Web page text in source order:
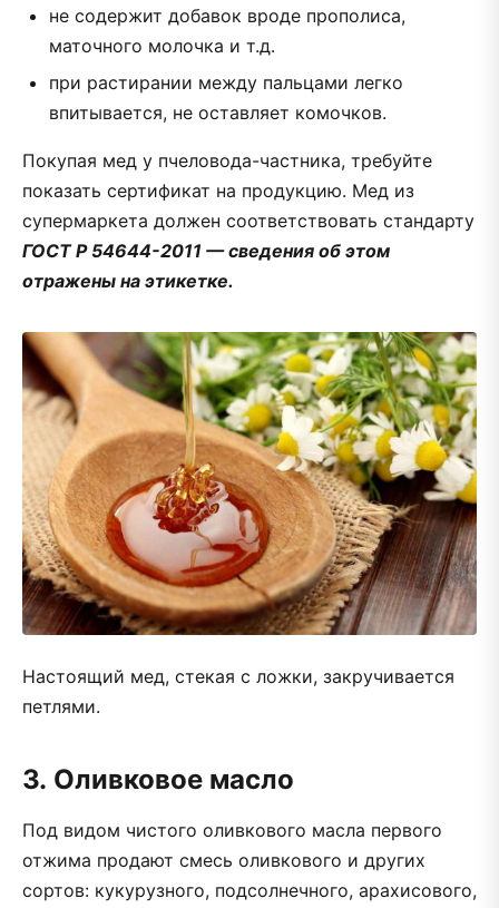
не содержит добавок вроде прополиса,
маточного молочка и т.д.
при растирании между пальцами легко
впитывается, не оставляет комочков.
Покупая мед у пчеловода-частника, требуйте
показать сертификат на продукцию. Мед из
супермаркета должен соответствовать стандарту
ГОСТ Р 54644-2011 — сведения об этом
отражены на этикетке.
Настоящий мед, стекая с ложки, закручивается
петлями.
3. Оливковое масло
Под видом чистого оливкового масла первого
отжима продают смесь оливкового и других
сортов: кукурузного, подсолнечного, арахисового,